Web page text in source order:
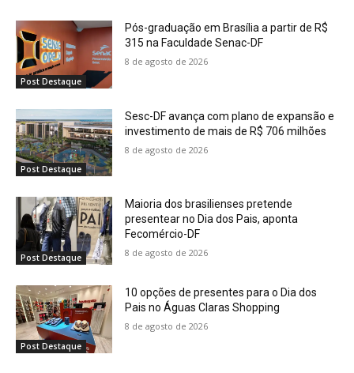
Post Destaque
Pós-graduação em Brasília a partir de R$
315 na Faculdade Senac-DF
8 de agosto de 2026
Post Destaque
Sesc-DF avança com plano de expansão e
investimento de mais de R$ 706 milhões
8 de agosto de 2026
Post Destaque
Maioria dos brasilienses pretende
presentear no Dia dos Pais, aponta
Fecomércio-DF
8 de agosto de 2026
Post Destaque
10 opções de presentes para o Dia dos
Pais no Águas Claras Shopping
8 de agosto de 2026